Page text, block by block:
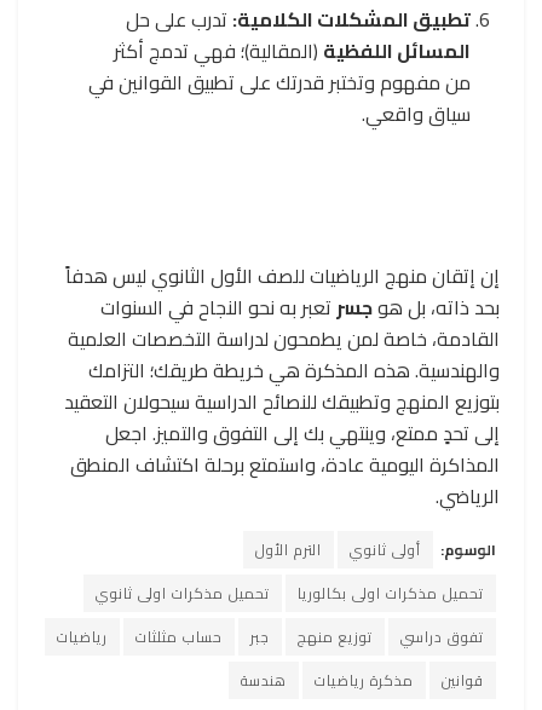
تطبيق المشكلات الكلامية: تدرب على حل
المسائل اللفظية (المقالية)؛ فهي تدمج أكثر
من مفهوم وتختبر قدرتك على تطبيق القوانين في
سياق واقعي.
إن إتقان منهج الرياضيات للصف الأول الثانوي ليس هدفاً
بحد ذاته، بل هوجسرتعبر به نحو النجاح في السنوات
القادمة، خاصة لمن يطمحون لدراسة التخصصات العلمية
والهندسية. هذه المذكرة هي خريطة طريقك؛ التزامك
بتوزيع المنهج وتطبيقك للنصائح الدراسية سيحولان التعقيد
إلى تحدٍ ممتع، وينتهي بك إلى التفوق والتميز. اجعل
المذاكرة اليومية عادة، واستمتع برحلة اكتشاف المنطق
الرياضي.
الوسوم: أولى ثانوي
الترم الأول
تحميل مذكرات اولى بكالوريا
تحميل مذكرات اولى ثانوي
تفوق دراسي
توزيع منهج جبر حساب مثلثات
رياضيات
قوانين
مذكرة رياضيات هندسة